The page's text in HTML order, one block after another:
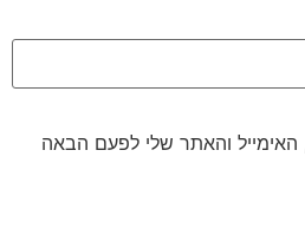
והאתר שלי לפעם הבאה